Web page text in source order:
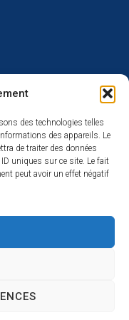
des technologies telles
des appareils. Le
de traiter des données
uniques sur ce site. Le fait
peut avoir un effet négatif